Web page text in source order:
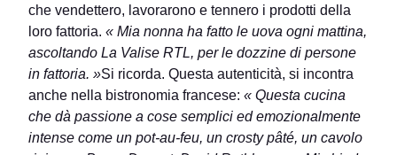
che vendettero, lavorarono e tennero i prodotti della
loro fattoria. « Mia nonna ha fatto le uova ogni mattina,
ascoltando La Valise RTL, per le dozzine di persone
in fattoria. »Si ricorda. Questa autenticità, si incontra
anche nella bistronomia francese: « Questa cucina
che dà passione a cose semplici ed emozionalmente
intense come un pot-au-feu, un crosty pâté, un cavolo